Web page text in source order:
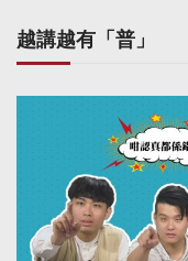
越講越有「普」